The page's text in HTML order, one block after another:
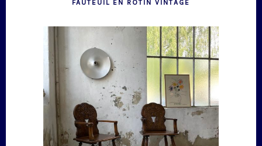
FAUTEUIL EN ROTIN VINTAGE